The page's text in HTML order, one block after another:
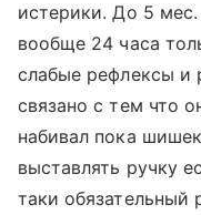
истерики. До 5 мес.
вообще 24 часа
слабые рефлексы
связано с тем что
набивал пока
выставлять ручку
таки